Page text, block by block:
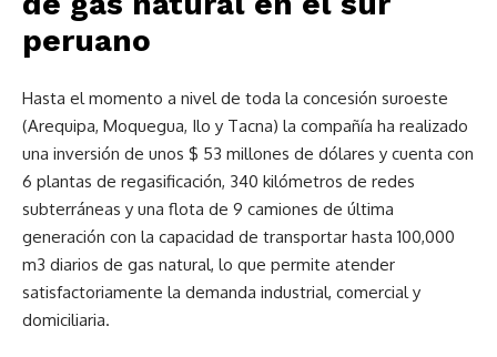
peruano
Hasta el momento a nivel de toda la concesión suroeste
(Arequipa, Moquegua, Ilo y Tacna) la compañía ha realizado
una inversión de unos $ 53 millones de dólares y cuenta con
6 plantas de regasificación, 340 kilómetros de redes
subterráneas y una flota de 9 camiones de última
generación con la capacidad de transportar hasta 100,000
m3 diarios de gas natural, lo que permite atender
satisfactoriamente la demanda industrial, comercial y
domiciliaria.